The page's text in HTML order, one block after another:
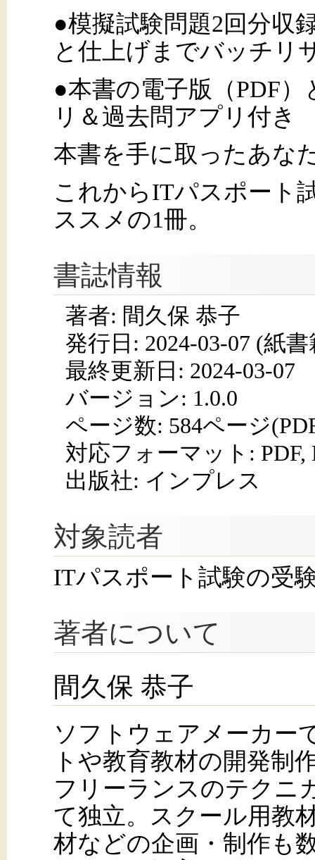
●模擬試験問題2回分収
と仕上げまでバッチリ
●本書の電子版（PDF
リ＆過去問アプリ付き
本書を手に取ったあな
これからITパスポート
ススメの1冊。
書誌情報
著者: 間久保 恭子
発行日: 2024-03-07 (紙書
最終更新日: 2024-03-07
バージョン: 1.0.0
ページ数: 584ページ
対応フォーマット: PDF,
出版社: インプレス
対象読者
ITパスポート試験の受
著者について
間久保 恭子
ソフトウェアメーカー
トや教育教材の開発制
フリーランスのテクニ
て独立。スクール用教
材などの企画・制作も